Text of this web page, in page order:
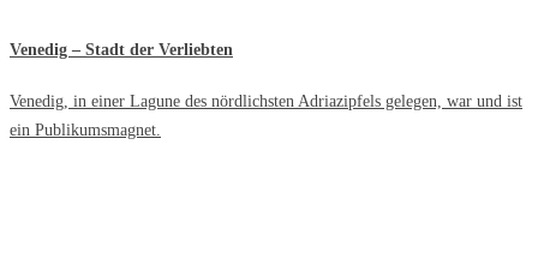
Venedig – Stadt der Verliebten
Venedig, in einer Lagune des nördlichsten Adriazipfels gelegen, war und ist
ein Publikumsmagnet.